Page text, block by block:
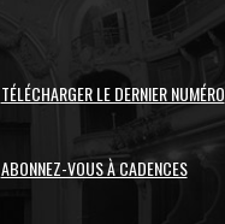
TÉLÉCHARGER LE DERNIER NUMÉRO
ABONNEZ-VOUS À CADENCES